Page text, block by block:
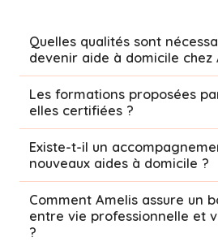
Quelles qualités sont
devenir aide à domicile chez
Les formations proposées
elles certifiées ?
Existe-t-il un
nouveaux aides à domicile ?
Comment Amelis assure un
entre vie professionnelle et
?